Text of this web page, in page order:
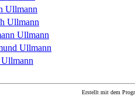
Ullmann
Ullmann
Ullmann
Ullmann
Erstellt mit dem